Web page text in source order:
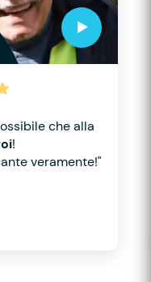
che alla
!
veramente!"